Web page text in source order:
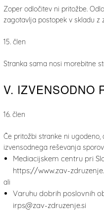
Zoper odločitev ni pritožbe.
zagotavlja postopek v skladu z
15. člen
Stranka sama nosi morebitne
V. IZVENSODNO
16. člen
Če pritožbi stranke ni
izvensodnega reševanja
Mediacijskem centru pri
https://www.zav-
ali
Varuhu dobrih poslovnih
irps@zav-zdruzenje.si